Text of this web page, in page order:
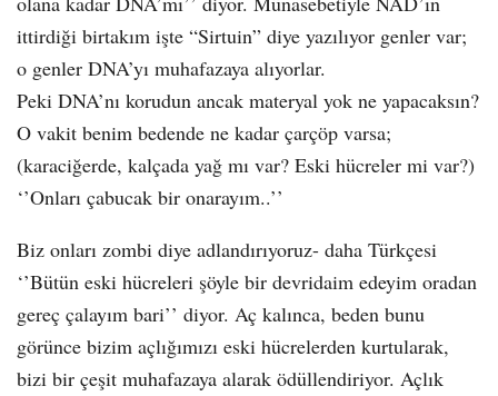
ittirdiği birtakım işte “Sirtuin” diye yazılıyor genler var;
o genler DNA’yı muhafazaya alıyorlar.
Peki DNA’nı korudun ancak materyal yok ne yapacaksın?
O vakit benim bedende ne kadar çarçöp varsa;
(karaciğerde, kalçada yağ mı var? Eski hücreler mi var?)
‘’Onları çabucak bir onarayım..’’
Biz onları zombi diye adlandırıyoruz- daha Türkçesi
‘’Bütün eski hücreleri şöyle bir devridaim edeyim oradan
gereç çalayım bari’’ diyor. Aç kalınca, beden bunu
görünce bizim açlığımızı eski hücrelerden kurtularak,
bizi bir çeşit muhafazaya alarak ödüllendiriyor. Açlık